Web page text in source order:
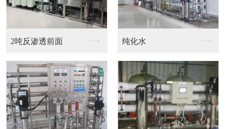
水处理反渗透设备 RO反渗透设备